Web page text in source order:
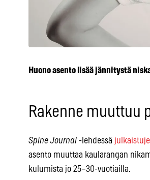
Huono asento lisää jännitystä
Rakenne muuttuu
Spine Journal -lehdessä
asento muuttaa kaularangan
kulumista jo 25–30-vuotiailla.